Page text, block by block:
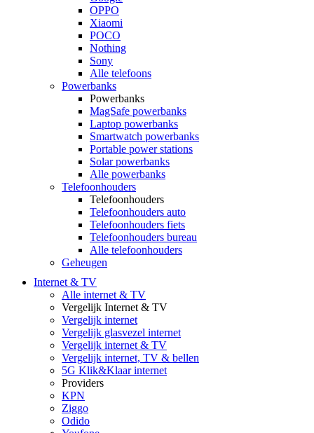
OPPO
Xiaomi
POCO
Nothing
Sony
Alle telefoons
Powerbanks
Powerbanks
MagSafe powerbanks
Laptop powerbanks
Smartwatch powerbanks
Portable power stations
Solar powerbanks
Alle powerbanks
Telefoonhouders
Telefoonhouders
Telefoonhouders auto
Telefoonhouders fiets
Telefoonhouders bureau
Alle telefoonhouders
Geheugen
Internet & TV
Alle internet & TV
Vergelijk Internet & TV
Vergelijk internet
Vergelijk glasvezel internet
Vergelijk internet & TV
Vergelijk internet, TV & bellen
5G Klik&Klaar internet
Providers
KPN
Ziggo
Odido